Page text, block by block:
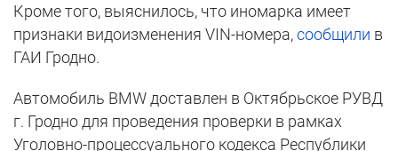
Кроме того, выяснилось, что иномарка имеет
признаки видоизменения VIN-номера,сообщили в
ГАИ Гродно.
Автомобиль BMW доставлен в Октябрьское РУВД
г. Гродно для проведения проверки в рамках
Уголовно-процессуального кодекса Республики